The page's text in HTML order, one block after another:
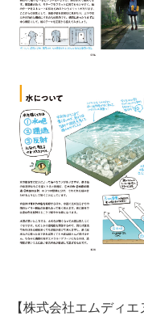
【株式会社エムディ